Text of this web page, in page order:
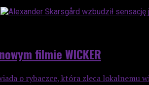
filmie WICKER
o rybaczce, która zleca lokalnemu